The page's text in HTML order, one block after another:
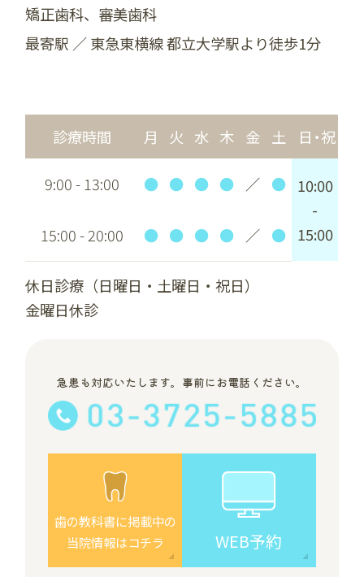
矯正歯科、審美歯科
最寄駅 ／ 東急東横線 都立大学駅より徒歩1分
診療時間 月 火 水 木 金 土 日・祝
9:00 - 13:00 ● ● ● ● ／ ● 10:00
-
15:00
15:00 - 20:00 ● ● ● ● ／ ●
休日診療（日曜日・土曜日・祝日）
金曜日休診
急患も対応いたします。事前にお電話ください。
歯の教科書に掲載中の
当院情報はコチラ
WEB予約